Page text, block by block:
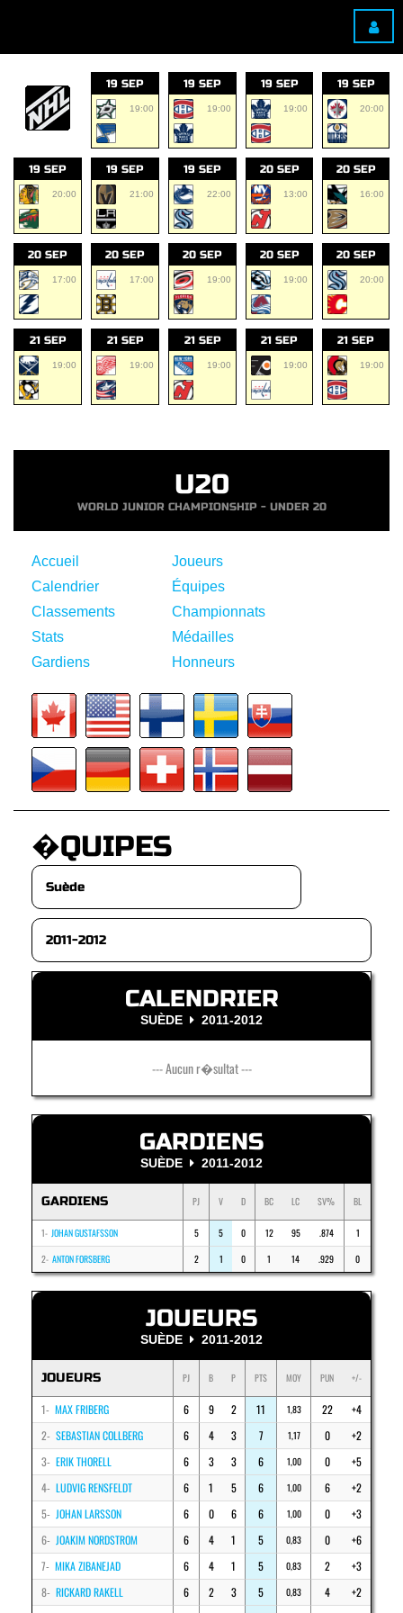
19 SEP
19:00
19 SEP
19:00
19 SEP
19:00
19 SEP
20:00
19 SEP
20:00
19 SEP
21:00
19 SEP
22:00
20 SEP
13:00
20 SEP
16:00
20 SEP
17:00
20 SEP
17:00
20 SEP
19:00
20 SEP
19:00
20 SEP
20:00
21 SEP
19:00
21 SEP
19:00
21 SEP
19:00
21 SEP
19:00
21 SEP
19:00
U20
WORLD JUNIOR CHAMPIONSHIP - UNDER 20
Accueil
Calendrier
Classements
Stats
Gardiens
Joueurs
Équipes
Championnats
Médailles
Honneurs
�QUIPES
CALENDRIER
SUÈDE 2011-2012
--- Aucun r�sultat ---
GARDIENS
SUÈDE 2011-2012
GARDIENS PJ V D BC LC SV% BL
1- JOHAN GUSTAFSSON 5 5 0 12 95 .874
1
2- ANTON FORSBERG 2 1 0 1 14 .929 0
JOUEURS
SUÈDE 2011-2012
JOUEURS PJ B P PTS MOY PUN +/-
1- MAX FRIBERG 6 9 2 11 1,83 22
+4
2- SEBASTIAN COLLBERG 6 4 3 7 1,17 0
+2
3- ERIK THORELL 6 3 3 6 1,00 0
+5
4- LUDVIG RENSFELDT 6 1 5 6 1,00 6
+2
5- JOHAN LARSSON 6 0 6 6 1,00 0
+3
6- JOAKIM NORDSTROM 6 4 1 5 0,83 0
+6
7- MIKA ZIBANEJAD 6 4 1 5 0,83 2
+3
8- RICKARD RAKELL 6 2 3 5 0,83 4
+2